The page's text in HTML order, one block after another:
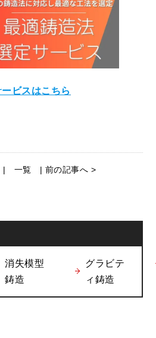
ビスはこちら
| 一覧 | 前の記事へ >
消失模型
鋳造
グラビテ
ィ鋳造